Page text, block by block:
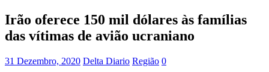
Irão oferece 150 mil dólares às famílias
das vítimas de avião ucraniano
31 Dezembro, 2020 Delta Diario Região 0